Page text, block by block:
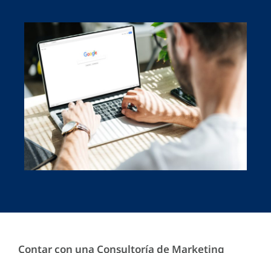
Contar con una Consultoría de Marketing